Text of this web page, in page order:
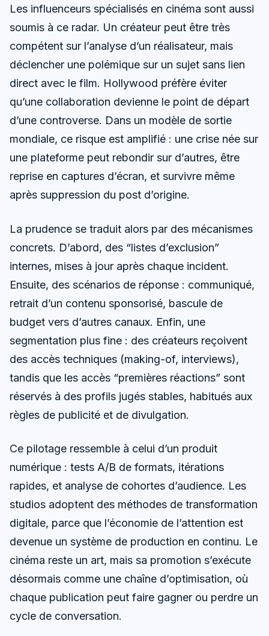
Les influenceurs spécialisés en cinéma sont aussi
soumis à ce radar. Un créateur peut être très
compétent sur l’analyse d’un réalisateur, mais
déclencher une polémique sur un sujet sans lien
direct avec le film. Hollywood préfère éviter
qu’une collaboration devienne le point de départ
d’une controverse. Dans un modèle de sortie
mondiale, ce risque est amplifié : une crise née sur
une plateforme peut rebondir sur d’autres, être
reprise en captures d’écran, et survivre même
après suppression du post d’origine.
La prudence se traduit alors par des mécanismes
concrets. D’abord, des “listes d’exclusion”
internes, mises à jour après chaque incident.
Ensuite, des scénarios de réponse : communiqué,
retrait d’un contenu sponsorisé, bascule de
budget vers d’autres canaux. Enfin, une
segmentation plus fine : des créateurs reçoivent
des accès techniques (making-of, interviews),
tandis que les accès “premières réactions” sont
réservés à des profils jugés stables, habitués aux
règles de publicité et de divulgation.
Ce pilotage ressemble à celui d’un produit
numérique : tests A/B de formats, itérations
rapides, et analyse de cohortes d’audience. Les
studios adoptent des méthodes de transformation
digitale, parce que l’économie de l’attention est
devenue un système de production en continu. Le
cinéma reste un art, mais sa promotion s’exécute
désormais comme une chaîne d’optimisation, où
chaque publication peut faire gagner ou perdre un
cycle de conversation.